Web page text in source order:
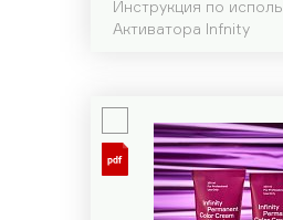
Инструкция по
Активатора Infnity